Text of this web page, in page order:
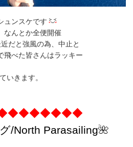
ュンスケです
なんとか全便開催
だと強風の為、中止と
飛べた皆さんはラッキー
いきます。
/North Parasailing🌺